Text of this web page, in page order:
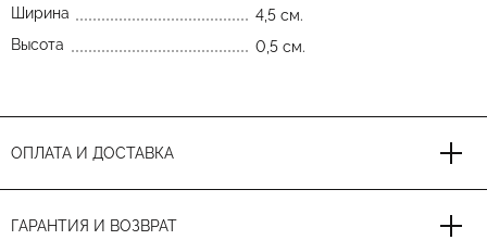
Ширина
4,5 см.
Высота
0,5 см.
ОПЛАТА И ДОСТАВКА
ГАРАНТИЯ И ВОЗВРАТ